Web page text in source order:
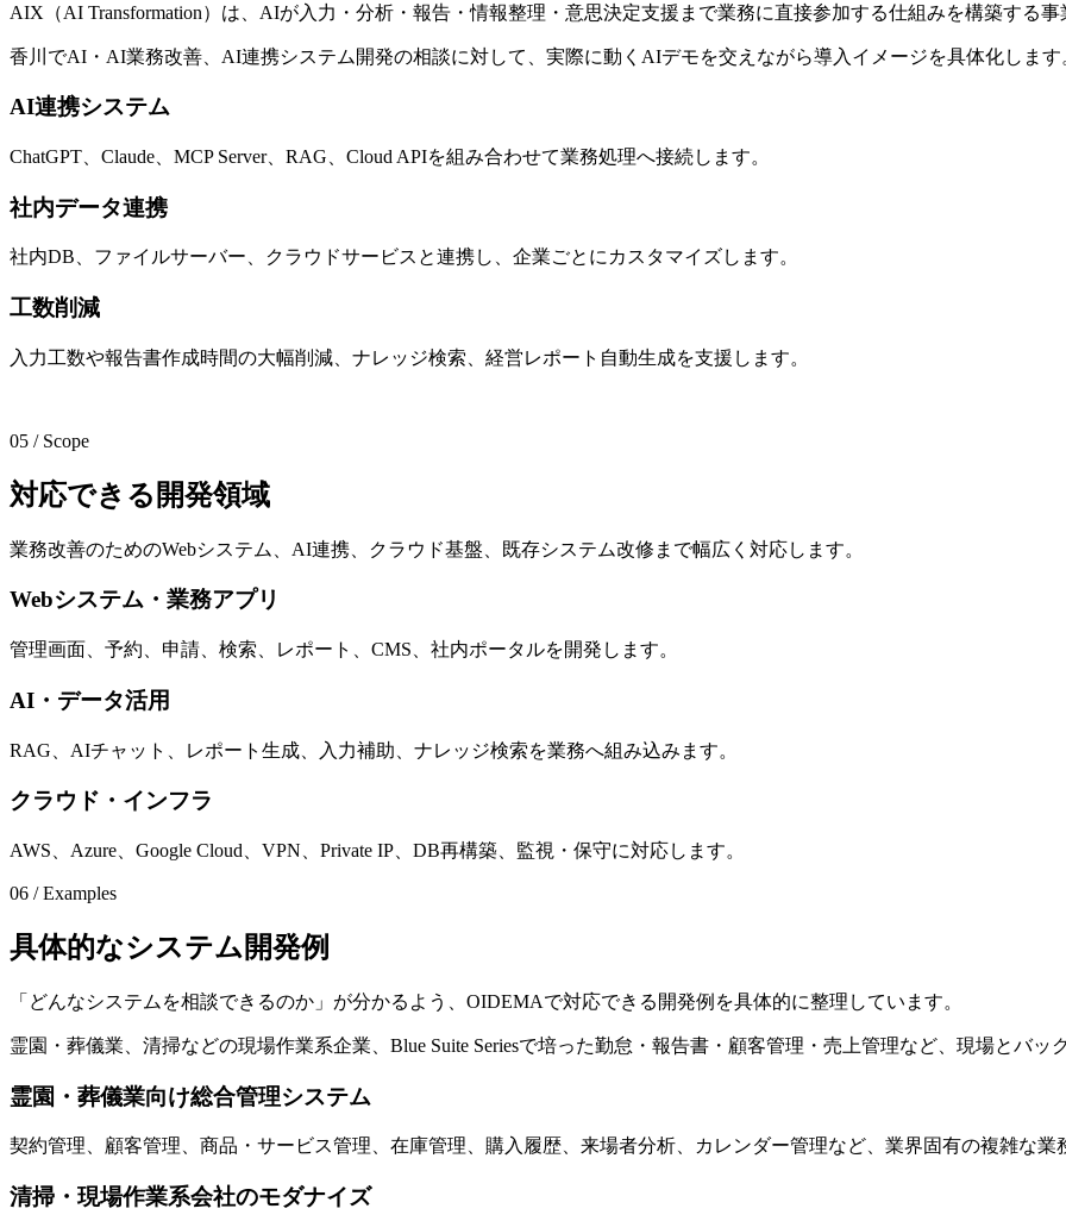
AIX（AI Transformation）は、AIが入力・分析・報告・情報整理・意思決定支援まで業務に直接参加する仕組みを構築する事
香川でAI・AI業務改善、AI連携システム開発の相談に対して、実際に動くAIデモを交えながら導入イメージを具体化します
AI連携システム
ChatGPT、Claude、MCP Server、RAG、Cloud APIを組み合わせて業務処理へ接続します。
社内データ連携
社内DB、ファイルサーバー、クラウドサービスと連携し、企業ごとにカスタマイズします。
工数削減
入力工数や報告書作成時間の大幅削減、ナレッジ検索、経営レポート自動生成を支援します。
05 / Scope
対応でき る 開発領域
業務改善のためのWebシステム、AI連携、クラウド基盤、既存システム改修まで幅広く対応します。
Webシステム・業務アプリ
管理画面、予約、申請、検索、レポート、CMS、社内ポータルを開発します。
AI・データ活用
RAG、AIチャット、レポート生成、入力補助、ナレッジ検索を業務へ組み込みます。
クラウド・インフラ
AWS、Azure、Google Cloud、VPN、Private IP、DB再構築、監視・保守に対応します。
06 / Examples
具体的なシステム 開発例
「どんなシステムを相談できるのか」が分かるよう、OIDEMAで対応できる開発例を具体的に整理しています。
霊園・葬儀業、清掃などの現場作業系企業、Blue Suite Seriesで培った勤怠・報告書・顧客管理・売上管理など、現場とバッ
霊園・葬儀業向け総合管理システム
契約管理、顧客管理、商品・サービス管理、在庫管理、購入履歴、来場者分析、カレンダー管理など、業界固有の複雑な業
清掃・現場作業系会社のモダナイズ